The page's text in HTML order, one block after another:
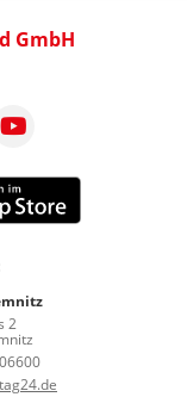
GmbH
2